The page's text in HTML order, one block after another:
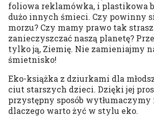
foliowa reklamówka, i plastikowa
dużo innych śmieci. Czy powinny
morzu? Czy mamy prawo tak
zanieczyszczać naszą planetę?
tylko ją, Ziemię. Nie zamieniajmy
śmietnisko!
Eko-książka z dziurkami dla
ciut starszych dzieci. Dzięki jej
przystępny sposób wytłumaczymy
dlaczego warto żyć w stylu eko.